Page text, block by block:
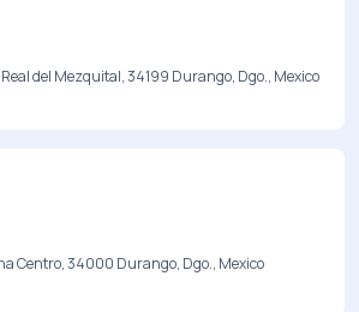
del Mezquital, 34199 Durango, Dgo., Mexico
Centro, 34000 Durango, Dgo., Mexico